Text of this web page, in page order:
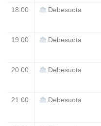
18:00 Debesuota
19:00 Debesuota
20:00 Debesuota
21:00 Debesuota